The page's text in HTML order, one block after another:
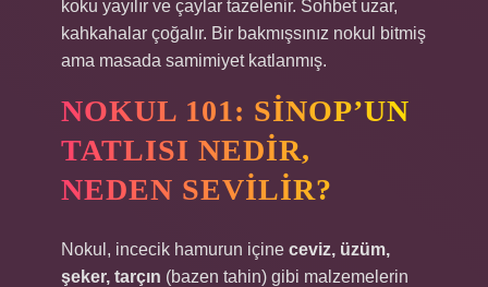
koku yayılır ve çaylar tazelenir. Sohbet uzar,
kahkahalar çoğalır. Bir bakmışsınız nokul bitmiş
ama masada samimiyet katlanmış.
NOKUL 101: SINOP’UN
TATLISI NEDIR,
NEDEN SEVILIR?
Nokul, incecik hamurun içine ceviz, üzüm,
şeker, tarçın (bazen tahin) gibi malzemelerin